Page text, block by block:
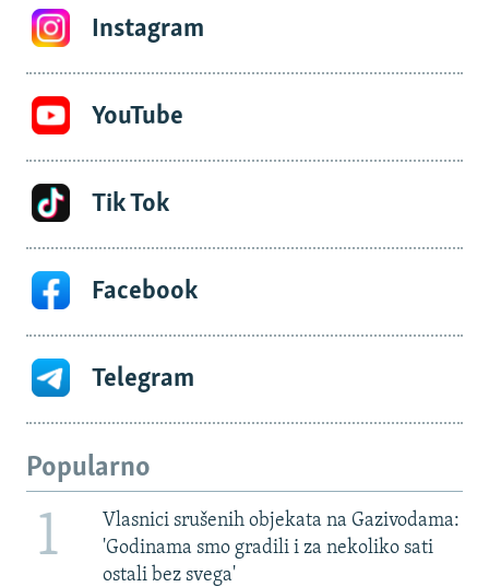
Instagram
YouTube
Tik Tok
Facebook
Telegram
Popularno
1
Vlasnici srušenih objekata na Gazivodama:
'Godinama smo gradili i za nekoliko sati
ostali bez svega'